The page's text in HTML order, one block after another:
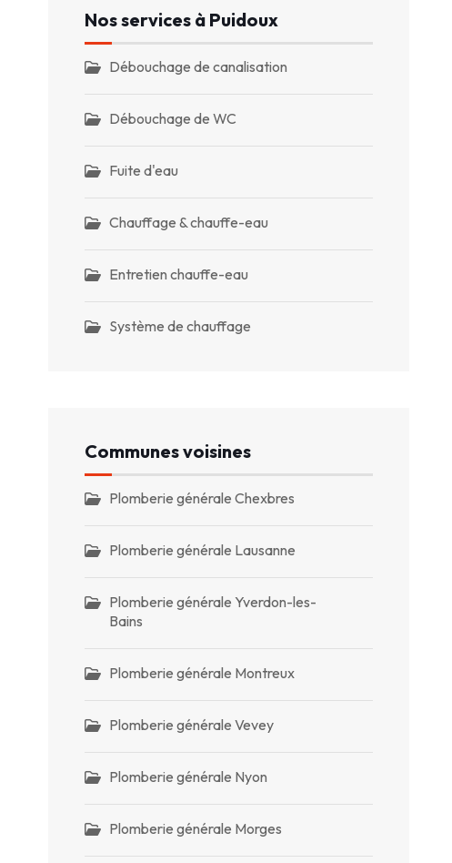
Nos services à Puidoux
Débouchage de canalisation
Débouchage de WC
Fuite d'eau
Chauffage & chauffe-eau
Entretien chauffe-eau
Système de chauffage
Communes voisines
Plomberie générale Chexbres
Plomberie générale Lausanne
Plomberie générale Yverdon-les-
Bains
Plomberie générale Montreux
Plomberie générale Vevey
Plomberie générale Nyon
Plomberie générale Morges